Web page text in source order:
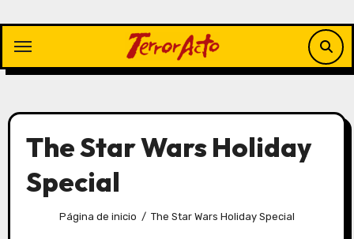
contenido
The Star Wars Holiday
Special
Página de inicio The Star Wars Holiday Special